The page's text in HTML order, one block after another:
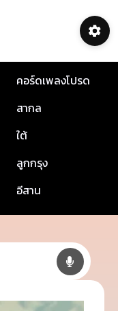
คอร์ดเพลงโปรด
สากล
ใต้
ลูกกรุง
อีสาน